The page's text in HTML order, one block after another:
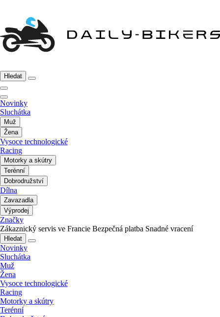
Hledat
Novinky
Sluchátka
Muž
Žena
Vysoce technologické
Racing
Motorky a skútry
Terénní
Dobrodružství
Dílna
Zavazadla
Výprodej
Značky
Zákaznický servis ve Francie Bezpečná platba Snadné vracení
Hledat
Novinky
Sluchátka
Muž
Žena
Vysoce technologické
Racing
Motorky a skútry
Terénní